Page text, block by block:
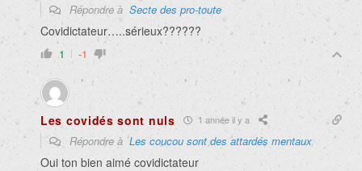
Répondre à Secte des pro-toute
Covidictateur…..sérieux??????
1 -1
Les covidés sont nuls 1 année il y a
Répondre àLes coucou sont des attardés mentaux
Oui ton bien aimé covidictateur